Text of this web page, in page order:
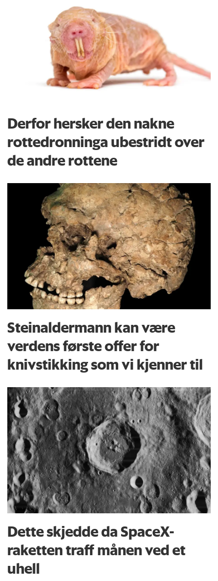
Derfor hersker den nakne
rottedronninga ubestridt over
de andre rottene
Steinaldermann kan være
verdens første offer for
knivstikking som vi kjenner til
Dette skjedde da SpaceX-
raketten traff månen ved et
uhell